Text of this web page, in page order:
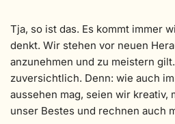
Tja, so ist das. Es kommt immer
denkt. Wir stehen vor neuen
anzunehmen und zu meistern
zuversichtlich. Denn: wie auch
aussehen mag, seien wir kreativ,
unser Bestes und rechnen auch